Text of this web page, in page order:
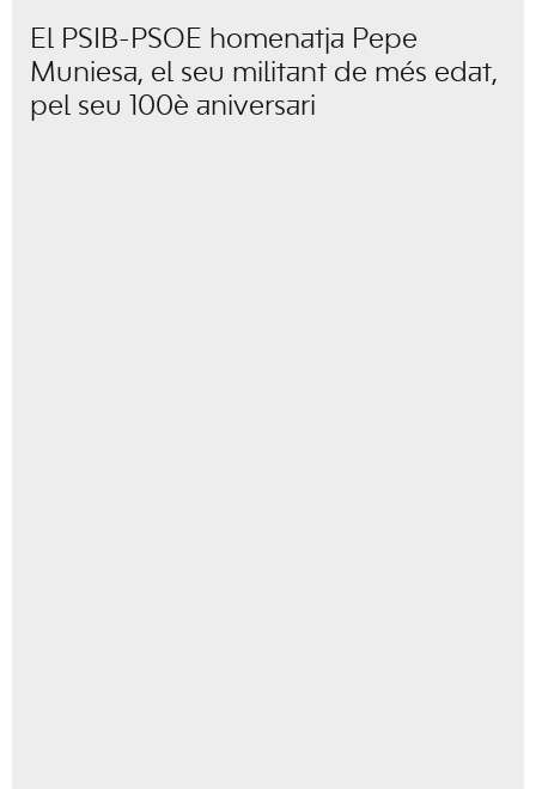
El PSIB-PSOE homenatja Pepe
Muniesa, el seu militant de més edat,
pel seu 100è aniversari